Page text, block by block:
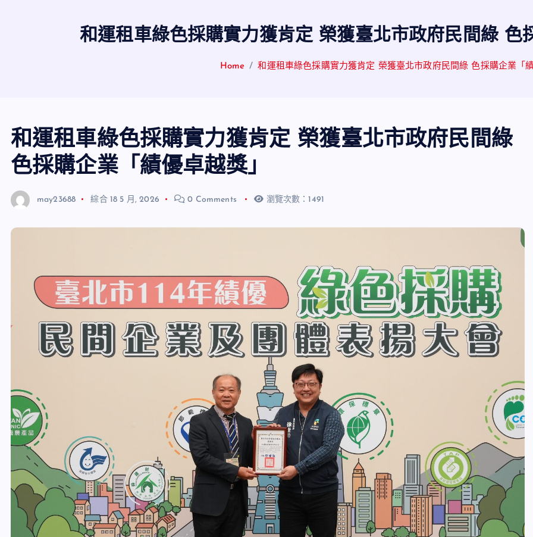
和運租車綠色採購實力獲肯定 榮獲臺北市政府民間綠 色
Home 和運租車綠色採購實力獲肯定 榮獲臺北市政府民間綠 色採購企業「
和運租車綠色採購實力獲肯定 榮獲臺北市政府民間綠
色採購企業「績優卓越獎」
may23688 綜合 18 5 月, 2026 0 Comments 瀏覽次數：1491